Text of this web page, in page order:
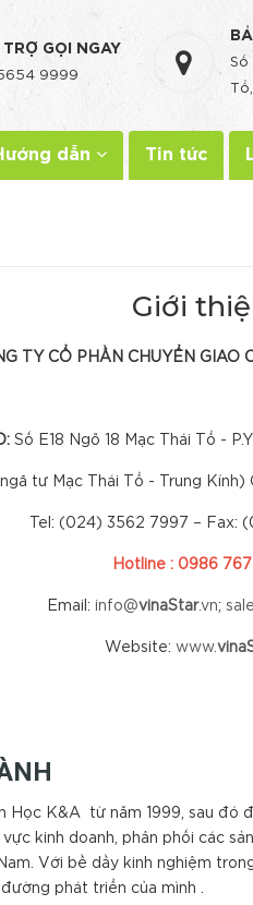
TRỢ GỌI NGAY
9999
Số
dẫn Tin tức
Giới
TY CỔ PHẦN CHUYỂN GIAO
Số E18 Ngõ 18 Mạc Thái Tổ -
tư Mạc Thái Tổ - Trung
Tel: (024) 3562 7997 – Fax:
Hotline : 0986
Email: info@vinaStar.vn;
Website: www.
Học K&A từ năm 1999, sau đó
kinh doanh, phân phối các
Với bề dầy kinh nghiệm
phát triển của mình .